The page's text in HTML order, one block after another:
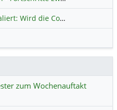
Übernahmekampf eskaliert: Wird die Commerzbank italienisch?
zum Wochenauftakt